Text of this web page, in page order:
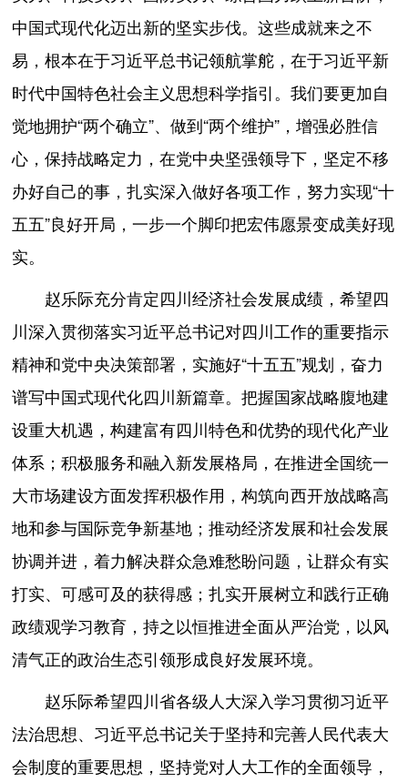
中国式现代化迈出新的坚实步伐。这些成就来之不
易，根本在于习近平总书记领航掌舵，在于习近平新
时代中国特色社会主义思想科学指引。我们要更加自
觉地拥护“两个确立”、做到“两个维护”，增强必胜信
心，保持战略定力，在党中央坚强领导下，坚定不移
办好自己的事，扎实深入做好各项工作，努力实现“十
五五”良好开局，一步一个脚印把宏伟愿景变成美好现
实。
赵乐际充分肯定四川经济社会发展成绩，希望四
川深入贯彻落实习近平总书记对四川工作的重要指示
精神和党中央决策部署，实施好“十五五”规划，奋力
谱写中国式现代化四川新篇章。把握国家战略腹地建
设重大机遇，构建富有四川特色和优势的现代化产业
体系；积极服务和融入新发展格局，在推进全国统一
大市场建设方面发挥积极作用，构筑向西开放战略高
地和参与国际竞争新基地；推动经济发展和社会发展
协调并进，着力解决群众急难愁盼问题，让群众有实
打实、可感可及的获得感；扎实开展树立和践行正确
政绩观学习教育，持之以恒推进全面从严治党，以风
清气正的政治生态引领形成良好发展环境。
赵乐际希望四川省各级人大深入学习贯彻习近平
法治思想、习近平总书记关于坚持和完善人民代表大
会制度的重要思想，坚持党对人大工作的全面领导，